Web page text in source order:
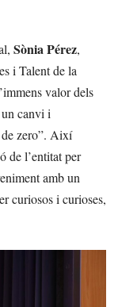
Sònia Pérez,
i Talent de la
valor dels
canvi i
de zero”. Així
de l’entitat per
amb un
curiosos i curioses,